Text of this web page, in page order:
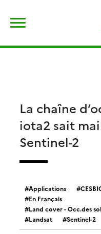
content
La chaîne
iota2 sait
Sentinel-2
Applications
En Français
Land cover - Occ.des
Landsat
Sentinel-2